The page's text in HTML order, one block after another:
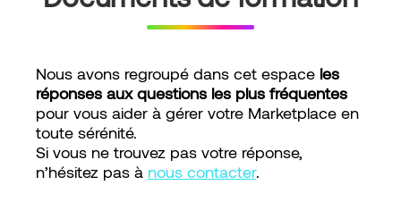
Nous avons regroupé dans cet espace les
réponses aux questions les plus fréquentes
pour vous aider à gérer votre Marketplace en
toute sérénité.
Si vous ne trouvez pas votre réponse,
n’hésitez pas à nous contacter.